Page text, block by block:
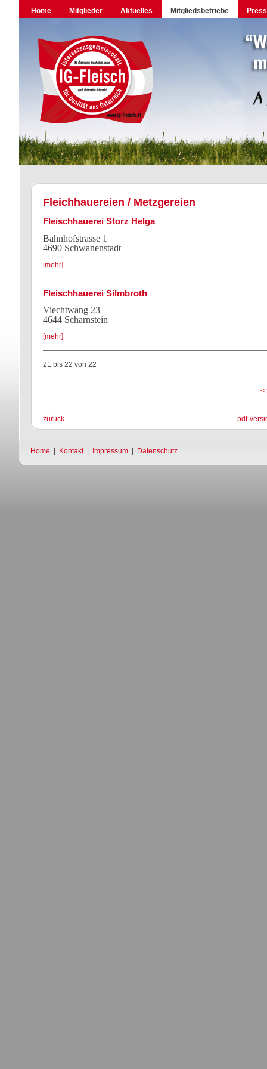
Home Mitglieder Aktuelles Mitgliedsbetriebe
Fleichhauereien / Metzgereien
Fleischhauerei Storz Helga
Bahnhofstrasse 1
4690 Schwanenstadt
[mehr]
Fleischhauerei Silmbroth
Viechtwang 23
4644 Scharnstein
[mehr]
21 bis 22 von 22
<
zurück pdf-
Home Kontakt| Impressum Datenschutz